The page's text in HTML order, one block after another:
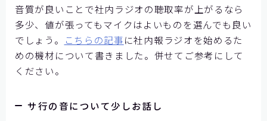
音質が良いことで社内ラジオの聴取率が上がるなら
多少、値が張ってもマイクはよいものを選んでも良い
でしょう。
こちらの記事に社内報ラジオを始めるた
めの機材について書きました。併せてご参考にして
ください。
サ行の音について少しお話し